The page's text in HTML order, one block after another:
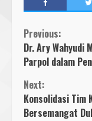
Continue
Reading
Previous:
Dr. Ary
Parpol dalam
Next:
Konsolidasi Tim
Bersemangat